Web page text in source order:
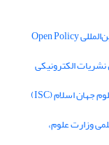
نمایه شدن نشریه فلسفه و کلام اسلامی در پایگاه بین‌المللی Open Policy
الکترونیکی
وزارت علوم،